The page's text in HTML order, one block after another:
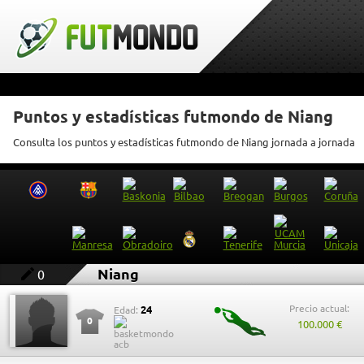
Puntos y estadísticas futmondo de Niang
Consulta los puntos y estadísticas futmondo de Niang jornada a jornada
0 Niang
0
Edad: 24 Precio actual:
100.000 €